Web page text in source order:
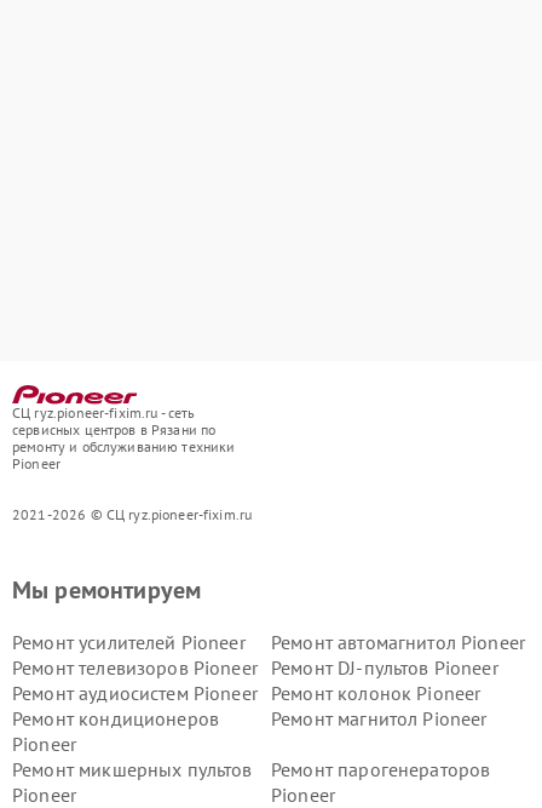
СЦ ryz.pioneer-fixim.ru - сеть
сервисных центров в Рязани по
ремонту и обслуживанию техники
Pioneer
2021-2026 © СЦ ryz.pioneer-fixim.ru
Мы ремонтируем
Ремонт усилителей Pioneer
Ремонт автомагнитол Pioneer
Ремонт телевизоров Pioneer
Ремонт DJ-пультов Pioneer
Ремонт аудиосистем Pioneer
Ремонт колонок Pioneer
Ремонт кондиционеров
Pioneer
Ремонт магнитол Pioneer
Ремонт микшерных пультов
Pioneer
Ремонт парогенераторов
Pioneer